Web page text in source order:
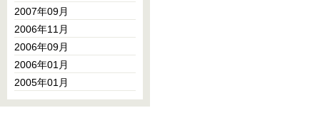
2007年09月
2006年11月
2006年09月
2006年01月
2005年01月